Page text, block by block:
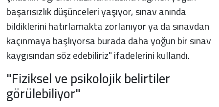
başarısızlık düşünceleri yaşıyor, sınav anında
bildiklerini hatırlamakta zorlanıyor ya da sınavdan
kaçınmaya başlıyorsa burada daha yoğun bir sınav
kaygısından söz edebiliriz" ifadelerini kullandı.
"Fiziksel ve psikolojik belirtiler
görülebiliyor"